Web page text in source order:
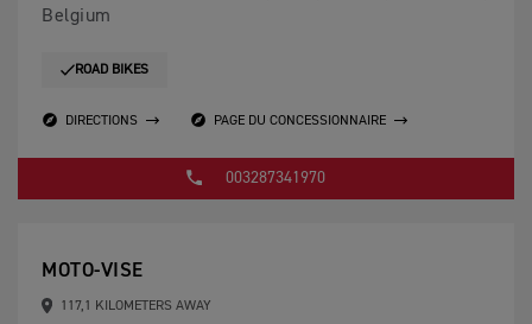
Belgium
ROAD BIKES
DIRECTIONS PAGE DU CONCESSIONNAIRE
003287341970
MOTO-VISE
117,1 KILOMETERS AWAY